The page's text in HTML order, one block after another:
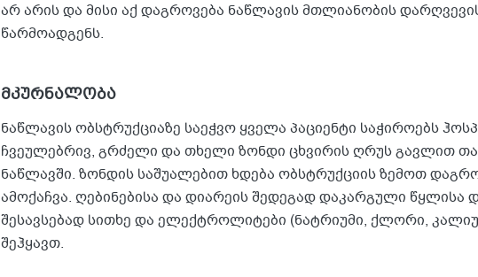
არ არის და მისი აქ დაგროვება ნაწლავის მთლიანობის
წარმოადგენს.
მკურნალობა
ნაწლავის ობსტრუქციაზე საეჭვო ყველა პაციენტი საჭიროებს
ჩვეულებრივ, გრძელი და თხელი ზონდი ცხვირის ღრუს გავლით
ნაწლავში. ზონდის საშუალებით ხდება ობსტრუქციის ზემოთ
ამოქაჩვა. ღებინებისა და დიარეის შედეგად დაკარგული წყლისა
შესავსებად სითხე და ელექტროლიტები (ნატრიუმი, ქლორი,
შეჰყავთ.